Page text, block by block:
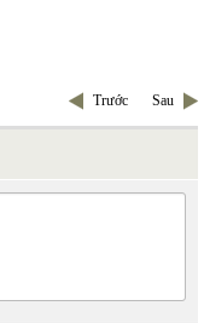
Trước Sau